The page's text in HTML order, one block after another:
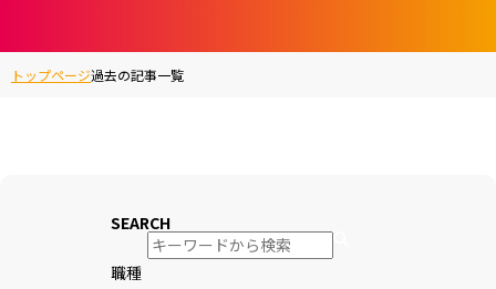
トップページ過去の記事一覧
SEARCH
職種